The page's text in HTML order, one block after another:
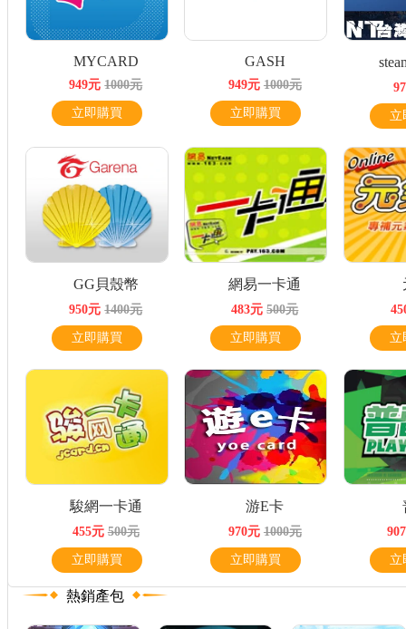
MYCARD
949元 1000元
立即購買
GASH
949元 1000元
立即購買 立
GG貝殼幣
950元 1400元
立即購買
網易一卡通
483元 500元
立即購買 立
駿網一卡通
455元 500元
立即購買
游E卡
970元 1000元
立即購買 立
熱銷產包